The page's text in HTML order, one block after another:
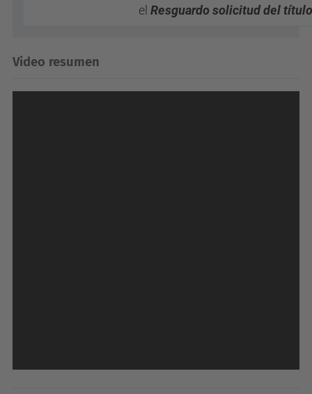
el Resguardo solicitud del título
Video resumen